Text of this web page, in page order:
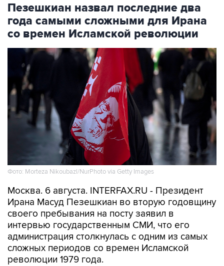
Пезешкиан назвал последние два
года самыми сложными для Ирана
со времен Исламской революции
Фото: Morteza Nikoubazl/NurPhoto via Getty Images
Москва. 6 августа. INTERFAX.RU - Президент
Ирана Масуд Пезешкиан во вторую годовщину
своего пребывания на посту заявил в
интервью государственным СМИ, что его
администрация столкнулась с одним из самых
сложных периодов со времен Исламской
революции 1979 года.